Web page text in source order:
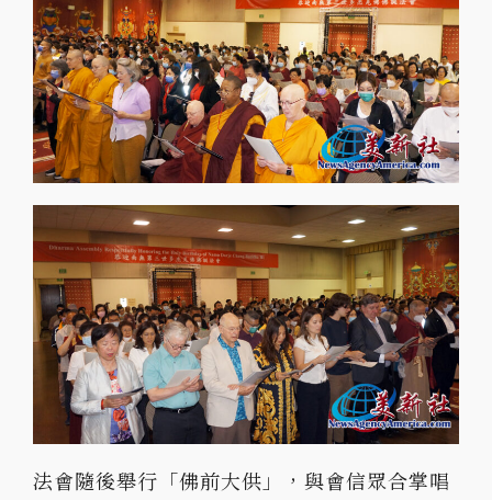
法會隨後舉行「佛前大供」，與會信眾合掌唱